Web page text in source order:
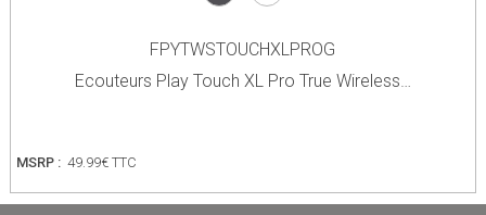
FPYTWSTOUCHXLPROG
Ecouteurs Play Touch XL Pro True Wireless…
MSRP : 49.99€ TTC